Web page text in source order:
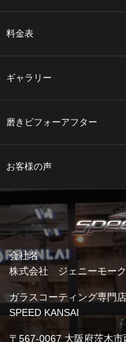
料金表
ギャラリー
磨きビフォーアフター
お客様の声
会社名
株式会社 ジェニーモーク
ガラスコーティング専門店
SPEED KANSAI
〒567-0067 大阪府茨木